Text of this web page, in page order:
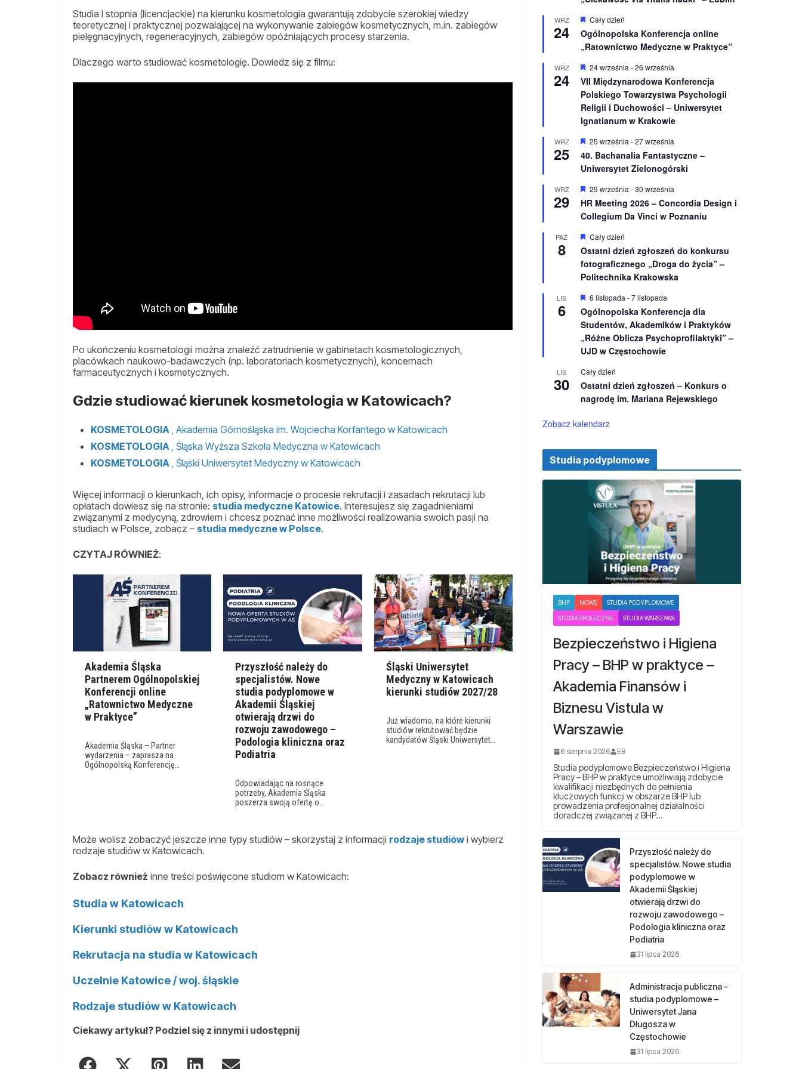
Studia I stopnia (licencjackie) na kierunku kosmetologia gwarantują zdobycie szerokiej wiedzy
teoretycznej i praktycznej pozwalającej na wykonywanie zabiegów kosmetycznych, m.in. zabiegów
pielęgnacyjnych, regeneracyjnych, zabiegów opóźniających procesy starzenia.
Dlaczego warto studiować kosmetologię. Dowiedz się z filmu:
Po ukończeniu kosmetologii można znaleźć zatrudnienie w gabinetach kosmetologicznych,
placówkach naukowo-badawczych (np. laboratoriach kosmetycznych), koncernach
farmaceutycznych i kosmetycznych.
Gdzie studiować kierunek kosmetologia w Katowicach?
KOSMETOLOGIA , Akademia Górnośląska im. Wojciecha Korfantego w Katowicach
KOSMETOLOGIA , Śląska Wyższa Szkoła Medyczna w Katowicach
KOSMETOLOGIA , Śląski Uniwersytet Medyczny w Katowicach
Więcej informacji o kierunkach, ich opisy, informacje o procesie rekrutacji i zasadach rekrutacji lub
opłatach dowiesz się na stronie: studia medyczne Katowice. Interesujesz się zagadnieniami
związanymi z medycyną, zdrowiem i chcesz poznać inne możliwości realizowania swoich pasji na
studiach w Polsce, zobacz – studia medyczne w Polsce.
CZYTAJ RÓWNIEŻ:
Akademia Śląska
Partnerem Ogólnopolskiej
Konferencji online
„Ratownictwo Medyczne
w Praktyce”
Akademia Śląska – Partner
wydarzenia – zaprasza na
Ogólnopolską Konferencję…
Przyszłość należy do
specjalistów. Nowe
studia podyplomowe w
Akademii Śląskiej
otwierają drzwi do
rozwoju zawodowego –
Podologia kliniczna oraz
Podiatria
Odpowiadając na rosnące
potrzeby, Akademia Śląska
poszerza swoją ofertę o…
Śląski Uniwersytet
Medyczny w Katowicach
kierunki studiów 2027/28
Już wiadomo, na które kierunki
studiów rekrutować będzie
kandydatów Śląski Uniwersytet…
Może wolisz zobaczyć jeszcze inne typy studiów – skorzystaj z informacji rodzaje studiów i wybierz
rodzaje studiów w Katowicach.
Zobacz również inne treści poświęcone studiom w Katowicach:
Studia w Katowicach
Kierunki studiów w Katowicach
Rekrutacja na studia w Katowicach
Uczelnie Katowice / woj. śląskie
Rodzaje studiów w Katowicach
Ciekawy artykuł? Podziel się z innymi i udostępnij
WRZ
24
W
r
ó
n
i
o
n
e
Cały dzień
Ogólnopolska Konferencja online
„Ratownictwo Medyczne w Praktyce”
WRZ
24
W
y
r
ó
ż
n
i
n
e
24 września -26 września
VII Międzynarodowa Konferencja
Polskiego Towarzystwa Psychologii
Religii i Duchowości – Uniwersytet
Ignatianum w Krakowie
WRZ
25
W
r
ó
n
i
o
n
25 września -27 września
40. Bachanalia Fantastyczne –
Uniwersytet Zielonogórski
WRZ
29
W
y
r
ó
n
o
n
e
29 września -30 września
HR Meeting 2026 – Concordia Design i
Collegium Da Vinci w Poznaniu
PAŹ
8
W
r
ó
ż
n
i
o
n
e
Cały dzień
Ostatni dzień zgłoszeń do konkursu
fotograficznego „Droga do życia” –
Politechnika Krakowska
LIS
6
W
r
ó
ż
n
i
n
e
6 listopada -7 listopada
Ogólnopolska Konferencja dla
Studentów, Akademików i Praktyków
„Różne Oblicza Psychoprofilaktyki” –
UJD w Częstochowie
LIS
30
Cały dzień
Ostatni dzień zgłoszeń – Konkurs o
nagrodę im. Mariana Rejewskiego
Zobacz kalendarz
Studia podyplomowe
BHP NOWE STUDIA PODYPLOMOWE
STUDIA SPOŁECZNE STUDIA WARSZAWA
Bezpieczeństwo i Higiena
Pracy – BHP w praktyce –
Akademia Finansów i
Biznesu Vistula w
Warszawie
6 sierpnia 2026 EB
Studia podyplomowe Bezpieczeństwo i Higiena
Pracy – BHP w praktyce umożliwiają zdobycie
kwalifikacji niezbędnych do pełnienia
kluczowych funkcji w obszarze BHP lub
prowadzenia profesjonalnej działalności
doradczej związanej z BHP…
Przyszłość należy do
specjalistów. Nowe studia
podyplomowe w
Akademii Śląskiej
otwierają drzwi do
rozwoju zawodowego –
Podologia kliniczna oraz
Podiatria
31 lipca 2026
Administracja publiczna –
studia podyplomowe –
Uniwersytet Jana
Długosza w
Częstochowie
31 lipca 2026